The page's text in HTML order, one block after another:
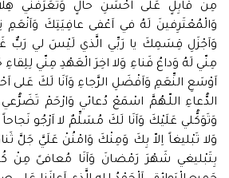
مِنْ قابِلٍ عَلى اَحْسَنِ حالٍ وَتُعَرِّفَني
وَالْمُعْتَرِفينَ لَهُ في اَعْفى عافِيَتِكَ
وَاَجْزَلِ قِسَمِكَ يا رَبِّي الَّذي لَيْسَ لي رَبٌّ
مِنّي لَهُ وَداعُ فَناءِ وَلا اخِرَ الْعَهْدِ مِنّي
اَوْسَعِ النِّعَمِ وَاَفْضَلِ الرَّجاءِ وَاَنَا لَكَ عَلى
الدُّعاءِ اللّـهُمَّ اسْمَعْ دُعائي وَارْحَمْ
وَتَوَكُّلي عَلَيْكَ وَاَنَا لَكَ مُسَلِّمٌ لا اَرْجُو نَجاحاً
وَلا تَبْليغاً اِلاّ بِكَ وَمِنْكَ وَامْنُنْ عَلَيَّ جَلَّ
بِتَبْليغي شَهْرَ رَمْضانَ وَاَنَا مُعافىً مِنْ